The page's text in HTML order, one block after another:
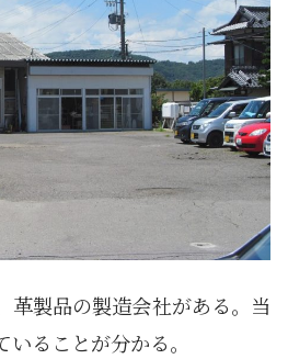
革製品の製造会社がある。当
ることが分かる。